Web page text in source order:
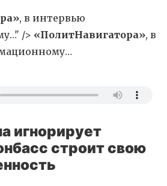
, в интервью
/> «ПолитНавигатора», в
игнорирует
строит свою